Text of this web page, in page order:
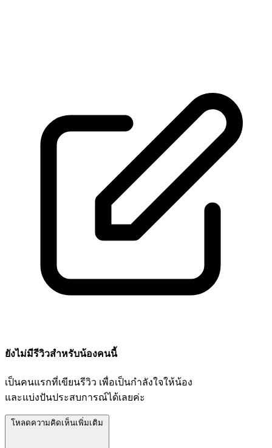
ยังไม่มีรีวิวสำหรับน้องคนนี้
เป็นคนแรกที่เขียนรีวิว เพื่อเป็นกำลังใจให้น้อง
และแบ่งปันประสบการณ์ได้เลยค่ะ
โหลดความคิดเห็นเพิ่มเติม